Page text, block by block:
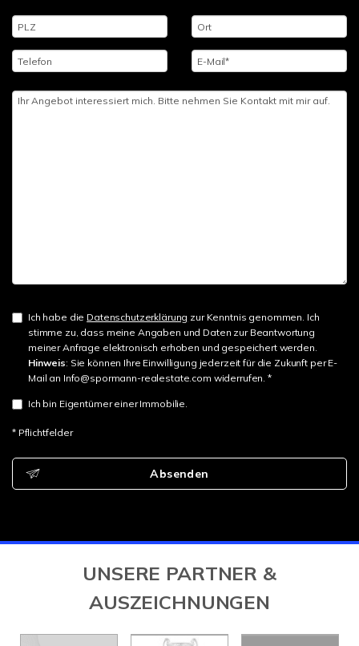
Ich habe die Datenschutzerklärung zur Kenntnis genommen. Ich
stimme zu, dass meine Angaben und Daten zur Beantwortung
meiner Anfrage elektronisch erhoben und gespeichert werden.
Hinweis: Sie können Ihre Einwilligung jederzeit für die Zukunft per E-
Mail an Info@spormann-realestate.com widerrufen. *
Ich bin Eigentümer einer Immobilie.
* Pflichtfelder
Absenden
UNSERE PARTNER &
AUSZEICHNUNGEN